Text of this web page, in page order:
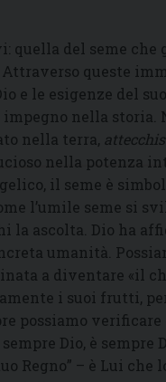
quella del seme che
Attraverso queste
e le esigenze del
nella storia.
nella terra,
nella potenza
il seme è
l’umile seme si
la ascolta. Dio ha
umanità.
a diventare «il
i suoi frutti,
possiamo verificare
Dio, è sempre
Regno” – è Lui che